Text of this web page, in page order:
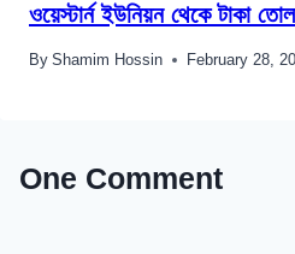
ওয়েস্টার্ন ইউনিয়ন থেকে টাকা
By Shamim Hossin February 28,
One Comment